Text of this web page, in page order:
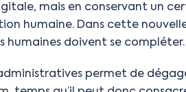
mais en conservant un
humaine. Dans cette
doivent se compléter.
permet de